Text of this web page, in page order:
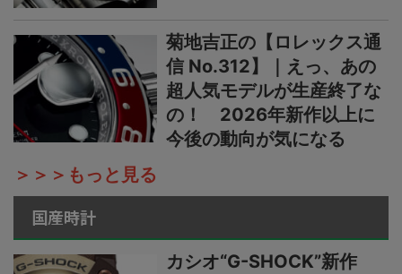
菊地吉正の【ロレックス通
信 No.312】｜えっ、あの
超人気モデルが生産終了な
の！ 2026年新作以上に
今後の動向が気になる
＞＞＞もっと見る
国産時計
カシオ“G-SHOCK”新作